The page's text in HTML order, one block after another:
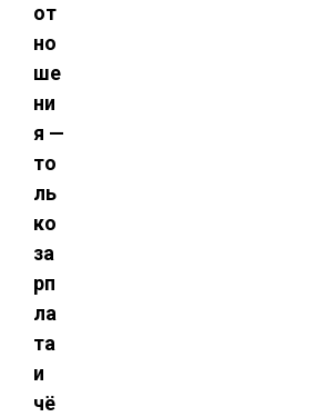
от
но
ше
ни
я —
то
ль
ко
за
рп
ла
та
и
чё